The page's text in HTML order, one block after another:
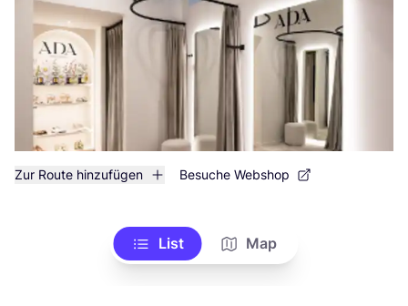
Zur Route hinzufügen Besuche Webshop
List Map